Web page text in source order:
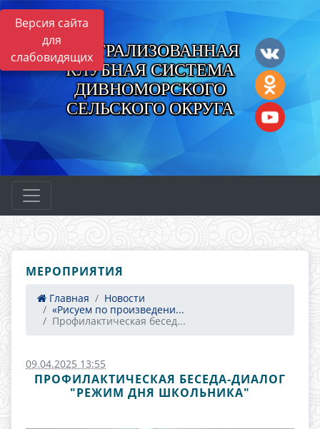
Версия сайта
для
слабовидящихЦЕНТРАЛИЗОВАННАЯ
КЛУБНАЯ СИСТЕМА
ДИВНОМОРСКОГО
СЕЛЬСКОГО ОКРУГА
МЕРОПРИЯТИЯ
Главная
Новости
«Рисуем по произведени...
Профилактическая бесед...
09.04.2025 13:55
ПРОФИЛАКТИЧЕСКАЯ БЕСЕДА-ДИАЛОГ
"РЕЖИМ ДНЯ ШКОЛЬНИКА"